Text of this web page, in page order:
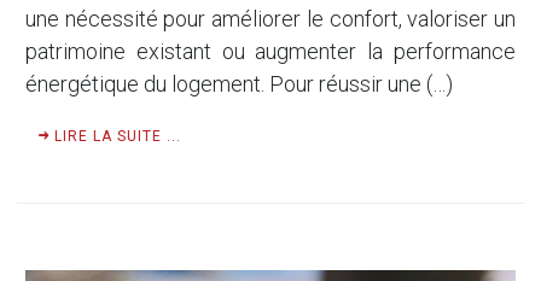
une nécessité pour améliorer le confort, valoriser un
patrimoine existant ou augmenter la performance
énergétique du logement. Pour réussir une (…)
LIRE LA SUITE ...